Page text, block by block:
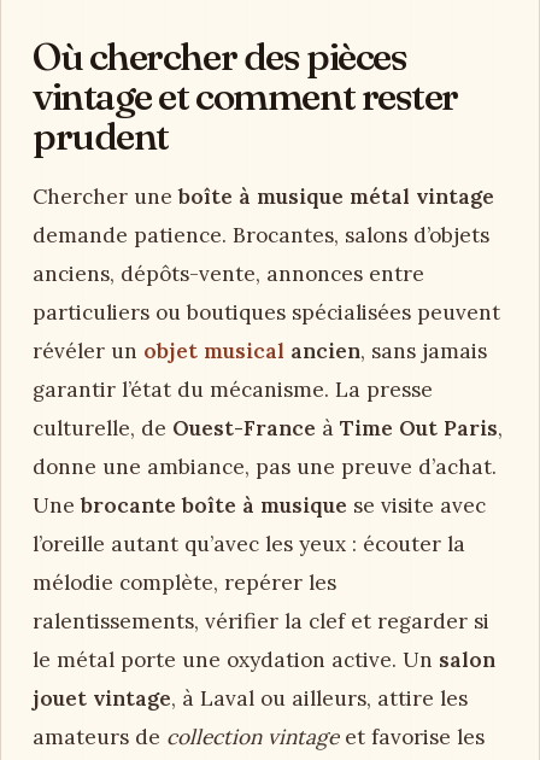
Où chercher des pièces
vintage et comment rester
prudent
Chercher uneboîte à musique métal vintage
demande patience. Brocantes, salons d’objets
anciens, dépôts-vente, annonces entre
particuliers ou boutiques spécialisées peuvent
révéler un objet musical ancien, sans jamais
garantir l’état du mécanisme. La presse
culturelle, de Ouest-France à Time Out Paris,
donne une ambiance, pas une preuve d’achat.
Unebrocante boîte à musique se visite avec
l’oreille autant qu’avec les yeux : écouter la
mélodie complète, repérer les
ralentissements, vérifier la clef et regarder si
le métal porte une oxydation active. Un salon
jouet vintage, à Laval ou ailleurs, attire les
amateurs de collection vintageet favorise les